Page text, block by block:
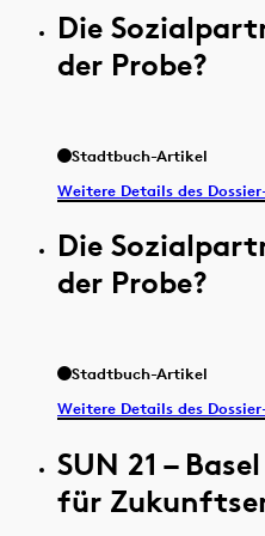
Die
der Probe?
Stadtbuch-Artikel
Weitere Details des
Die
der Probe?
Stadtbuch-Artikel
Weitere Details des
SUN 21 –
für